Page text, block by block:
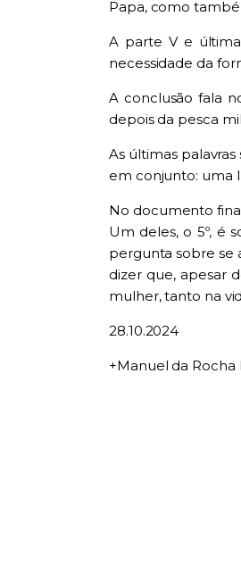
Papa, como
A parte V e última
necessidade da for
A conclusão fala
depois da pesca
Asúltimaspalavras
em conjunto: uma
No documento
Um deles, o 5º, é
pergunta sobre se
dizer que, apesar
mulher,tanto na
28.10.2024
+Manuel da Rocha